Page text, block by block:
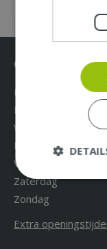
Openingstijden
Maandag
Dinsdag
Woensdag
Donderdag
Vrijdag
Zaterdag
Zondag
Extra